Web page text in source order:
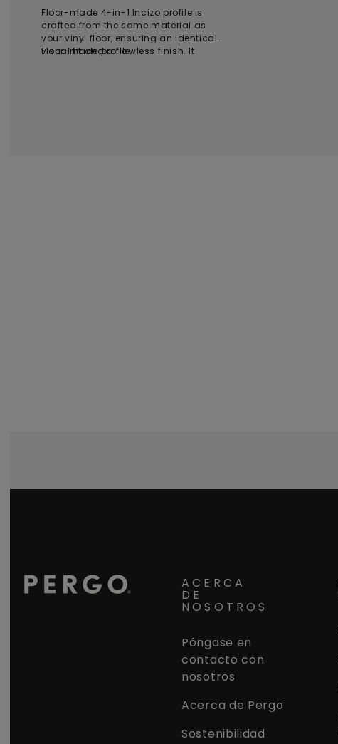
Floor-made 4-in-1 Incizo profile is
crafted from the same material as
your vinyl floor, ensuring an identical
visual fit and a flawless finish. It
Floor-made profile
ACERCA
DE
NOSOTROS
Póngase en
contacto con
nosotros
Acerca de Pergo
Sostenibilidad